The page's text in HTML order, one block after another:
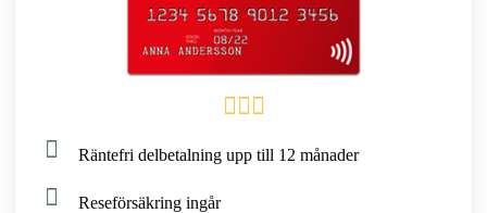
Räntefri delbetalning upp till 12 månader
Reseförsäkring ingår